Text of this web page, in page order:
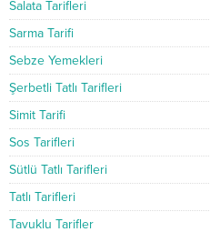
Salata Tarifleri
Sarma Tarifi
Sebze Yemekleri
Şerbetli Tatlı Tarifleri
Simit Tarifi
Sos Tarifleri
Sütlü Tatlı Tarifleri
Tatlı Tarifleri
Tavuklu Tarifler